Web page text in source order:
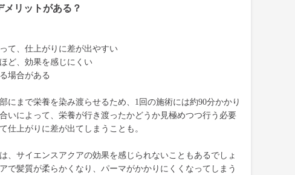
リットがある？
て、仕上がりに差が出やすい
ど、効果を感じにくい
場合がある
にまで栄養を染み渡らせるため、1回の施術には約90分かかり
いによって、栄養が行き渡ったかどうか見極めつつ行う必要
仕上がりに差が出てしまうことも。
、サイエンスアクアの効果を感じられないこともあるでしょ
で髪質が柔らかくなり、パーマがかかりにくくなってしまう